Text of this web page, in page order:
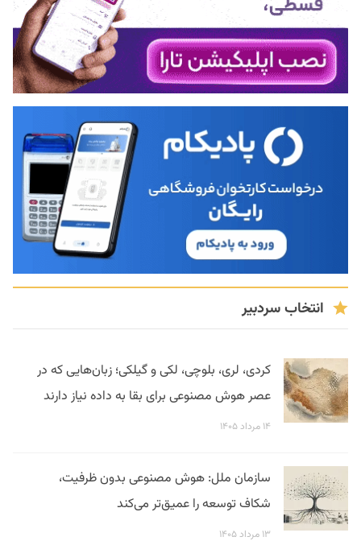
انتخاب سردبیر
کردی، لری، بلوچی، لکی و گیلکی؛ زبان‌هایی که در
عصر هوش مصنوعی برای بقا به داده نیاز دارند
۱۴ مرداد ۱۴۰۵
سازمان ملل: هوش مصنوعی بدون ظرفیت،
شکاف توسعه را عمیق‌تر می‌کند
۱۳ مرداد ۱۴۰۵